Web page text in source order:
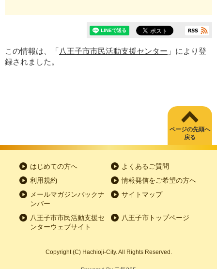
この情報は、「 八王子市市民活動支援センター 」により登
録されました。
ページの先頭へ
戻る
はじめての方へ
よくあるご質問
利用規約
情報発信をご希望の方へ
メールマガジンバックナ
ンバー
サイトマップ
八王子市市民活動支援セ
ンターウェブサイト
八王子市トップページ
Copyright (C) Hachioji-City. All Rights Reserved.